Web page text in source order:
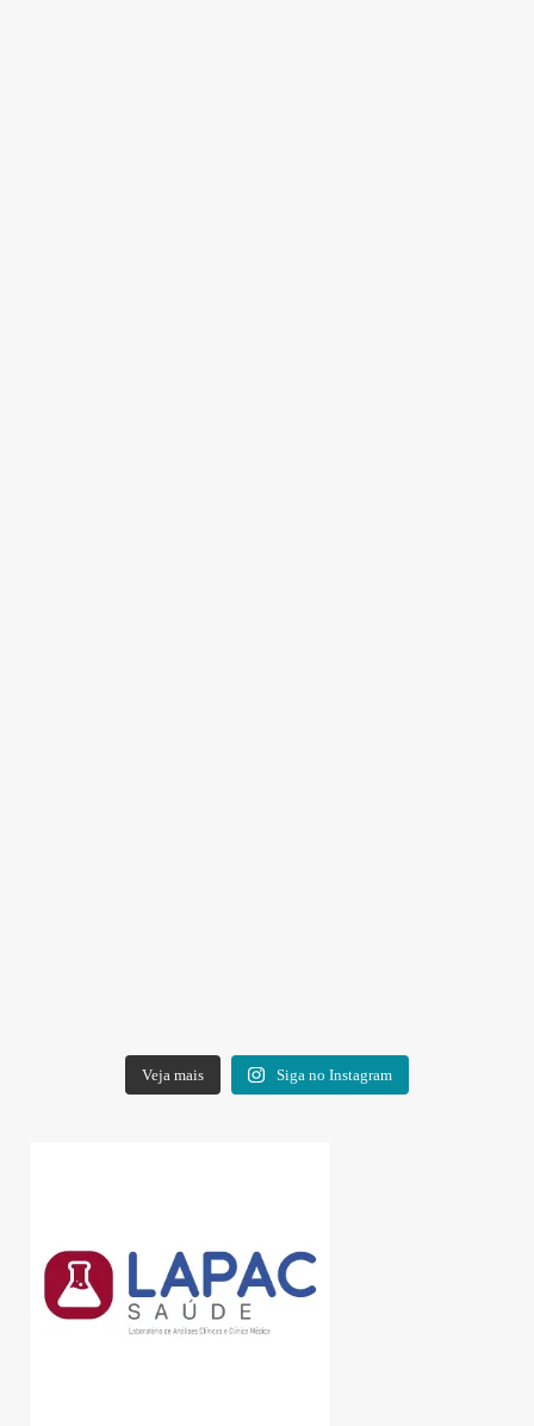
Veja mais Siga no Instagram